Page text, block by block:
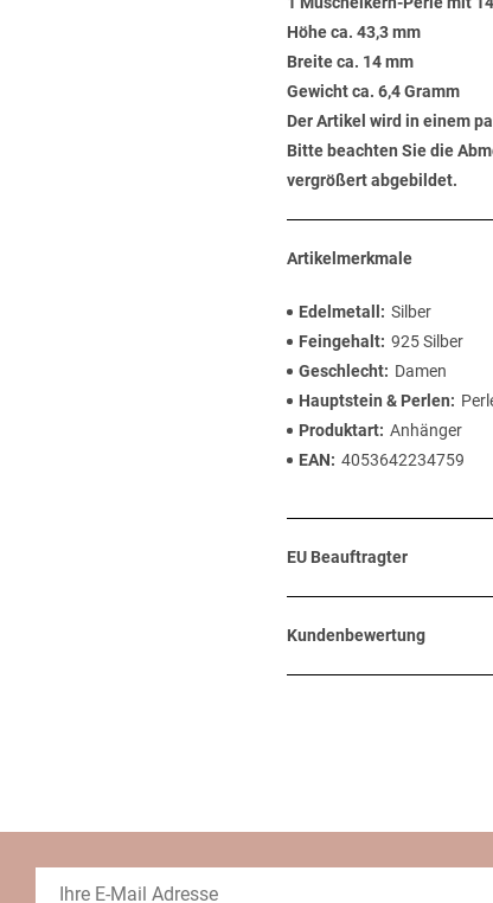
Höhe ca. 43,3 mm
Breite ca. 14 mm
Gewicht ca. 6,4 Gramm
Der Artikel wird in einem
Bitte beachten Sie die
vergrößert abgebildet.
Artikelmerkmale
Edelmetall
Silber
Feingehalt 925 Silber
Geschlecht
Damen
Hauptstein & Perlen
Produktart Anhänger
EAN
4053642234759
EU Beauftragter
Kundenbewertung